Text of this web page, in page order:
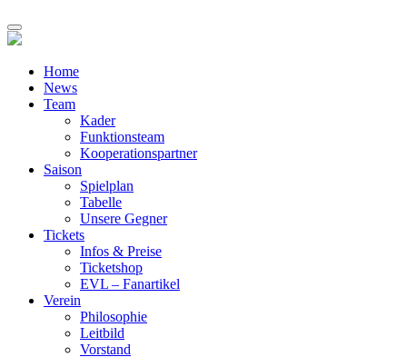
Home
News
Team
Kader
Funktionsteam
Kooperationspartner
Saison
Spielplan
Tabelle
Unsere Gegner
Tickets
Infos & Preise
Ticketshop
EVL – Fanartikel
Verein
Philosophie
Leitbild
Vorstand